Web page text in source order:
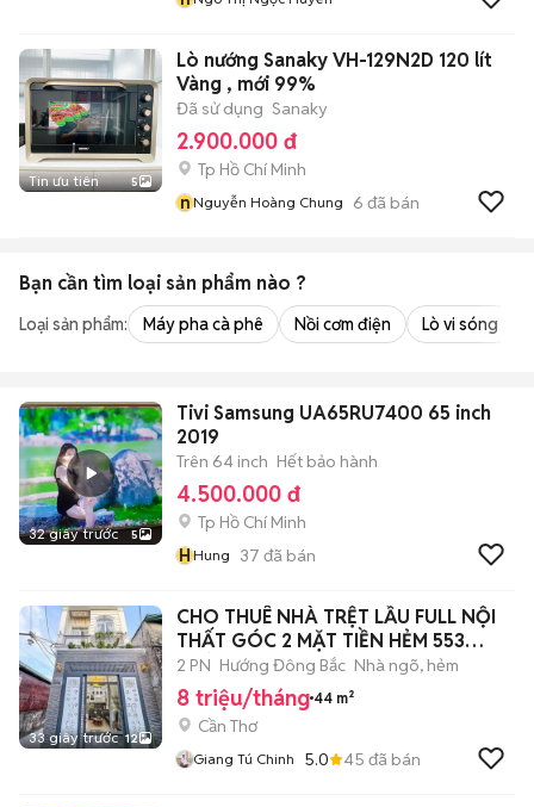
Tin ưu tiên 5
Lò nướng Sanaky VH-129N2D 120 lít
Vàng , mới 99%
Đã sử dụng Sanaky
2.900.000 đ
Tp Hồ Chí Minh
nNguyễn Hoàng Chung 6 đã bán
Bạn cần tìm loại sản phẩm nào ?
Loại sản phẩm: Máy pha cà phê Nồi cơm điện Lò vi sóng
32 giây trước 5
Tivi Samsung UA65RU7400 65 inch
2019
Trên 64 inch Hết bảo hành
4.500.000 đ
Tp Hồ Chí Minh
HHung 37 đã bán
33 giây trước 12
CHO THUÊ NHÀ TRỆT LẦU FULL NỘI
THẤT GÓC 2 MẶT TIỀN HẺM 553
ĐƯỜNG 30/4
2 PN Hướng Đông Bắc Nhà ngõ, hẻm
8 triệu/tháng 44 m²
Cần Thơ
Giang Tú Chinh 5.0 45 đã bán